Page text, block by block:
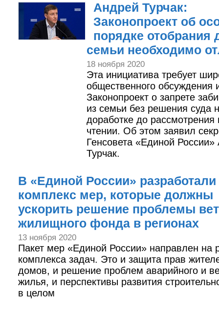
Андрей Турчак:
Законопроект об
порядке отобрания
семьи необходимо
18 ноября 2020
Эта инициатива требует
общественного обсуждения
Законопроект о запрете
из семьи без решения суда
доработке до
чтении. Об этом заявил
Генсовета «Единой России»
Турчак.
В «Единой России» разработали
комплекс мер, которые должны
ускорить решение проблемы
жилищного фонда в регионах
13 ноября 2020
Пакет мер «Единой России» направлен на
комплекса задач. Это и защита прав
домов, и решение проблем аварийного и
жилья, и перспективы развития
в целом